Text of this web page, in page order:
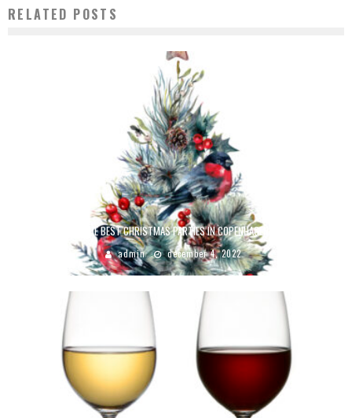
RELATED POSTS
THE BEST CHRISTMAS PARTIES IN COPENHAGEN
admin december 4, 2022